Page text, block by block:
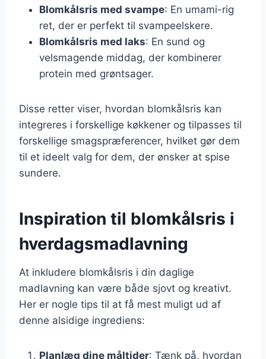
Blomkålsris med svampe: En umami-rig
ret, der er perfekt til svampeelskere.
Blomkålsris med laks: En sund og
velsmagende middag, der kombinerer
protein med grøntsager.
Disse retter viser, hvordan blomkålsris kan
integreres i forskellige køkkener og tilpasses til
forskellige smagspræferencer, hvilket gør dem
til et ideelt valg for dem, der ønsker at spise
sundere.
Inspiration til blomkålsris i
hverdagsmadlavning
At inkludere blomkålsris i din daglige
madlavning kan være både sjovt og kreativt.
Her er nogle tips til at få mest muligt ud af
denne alsidige ingrediens:
Planlæg dine måltider: Tænk på, hvordan